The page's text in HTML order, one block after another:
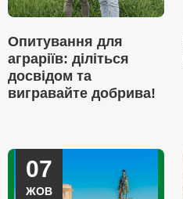
Опитування для
аграріїв: діліться
досвідом та
вигравайте добрива!
07
ЖОВ